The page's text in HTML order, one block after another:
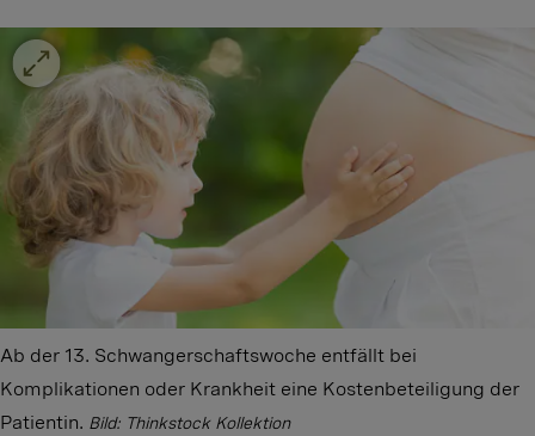
Ab der 13. Schwangerschaftswoche entfällt bei
Komplikationen oder Krankheit eine Kostenbeteiligung der
Patientin. Bild: Thinkstock Kollektion